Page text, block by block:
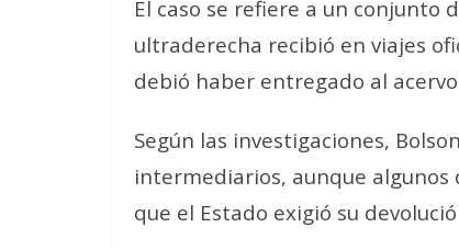
El caso se refiere a un conjunto
ultraderecha recibió en viajes
debió haber entregado al
Según las investigaciones,
intermediarios, aunque algunos
que el Estado exigió su